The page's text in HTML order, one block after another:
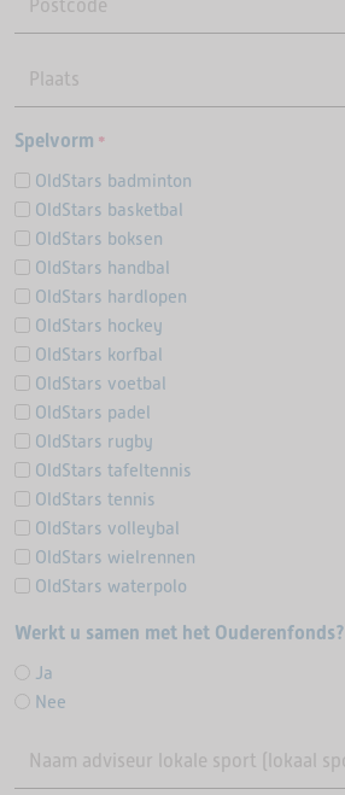
Spelvorm *
OldStars badminton
OldStars basketbal
OldStars boksen
OldStars handbal
OldStars hardlopen
OldStars hockey
OldStars korfbal
OldStars voetbal
OldStars padel
OldStars rugby
OldStars tafeltennis
OldStars tennis
OldStars volleybal
OldStars wielrennen
OldStars waterpolo
Werkt u samen met het Ouderenfonds?
Ja
Nee